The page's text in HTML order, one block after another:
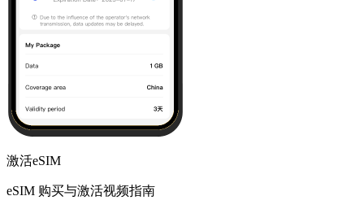
激活eSIM
eSIM 购买与激活视频指南